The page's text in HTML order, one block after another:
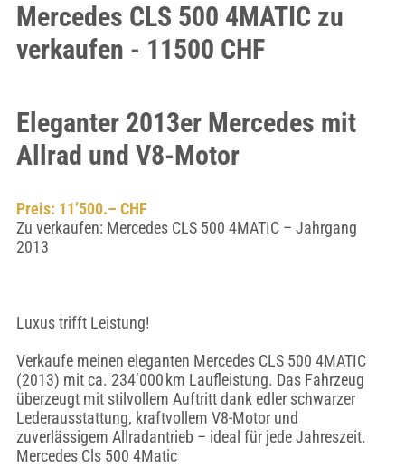
Mercedes CLS 500 4MATIC zu
verkaufen - 11500 CHF
Eleganter 2013er Mercedes mit
Allrad und V8-Motor
Preis: 11’500.– CHF
Zu verkaufen: Mercedes CLS 500 4MATIC – Jahrgang
2013
Luxus trifft Leistung!
Verkaufe meinen eleganten Mercedes CLS 500 4MATIC
(2013) mit ca. 234’000 km Laufleistung. Das Fahrzeug
überzeugt mit stilvollem Auftritt dank edler schwarzer
Lederausstattung, kraftvollem V8-Motor und
zuverlässigem Allradantrieb – ideal für jede Jahreszeit.
Mercedes Cls 500 4Matic